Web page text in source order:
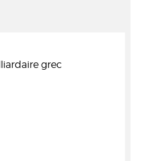
grec